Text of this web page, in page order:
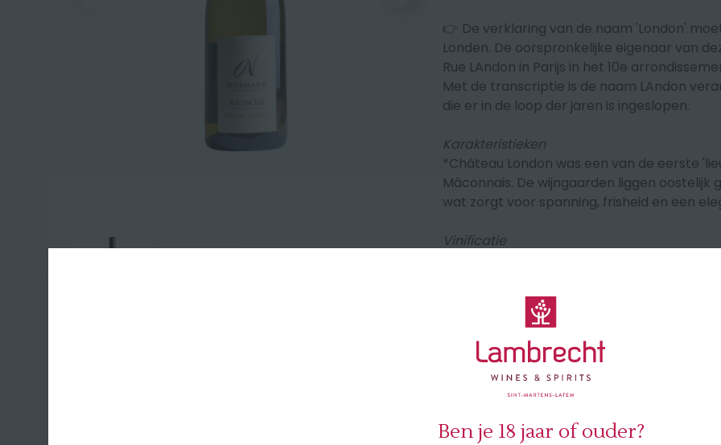
👉 De verklaring van de naam 'London'
Londen. De oorspronkelijke eigenaar van
Rue LAndon in Parijs in het 10e
Met de transcriptie is de naam LAndon
die er in de loop der jaren is ingeslopen.
Karakteristieken
*Château London was een van de eerste
Mâconnais. De wijngaarden liggen oostelijk
wat zorgt voor spanning, frisheid en een
Vinificatie
Smaakprofiel
Dit is chardonnay in zijn puurste vorm.
pure frisheid in de finale. De kleur is
In de neus verleidelijke aroma's van wit
bloemige geuren. In de mond proeft de
Ben je 18 jaar of ouder?